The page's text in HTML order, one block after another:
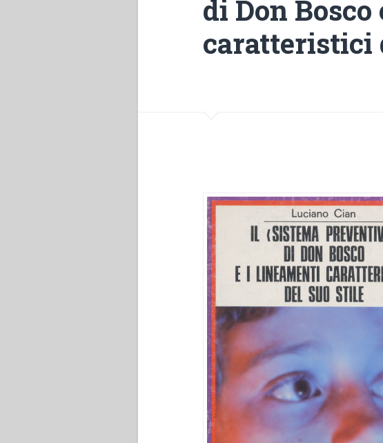
di Don
caratteristici